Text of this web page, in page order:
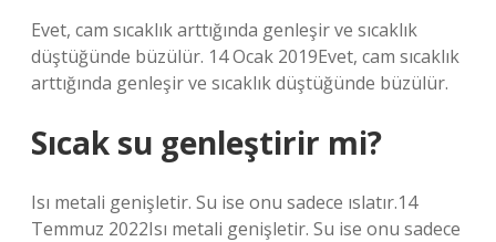
Evet, cam sıcaklık arttığında genleşir ve sıcaklık
düştüğünde büzülür. 14 Ocak 2019Evet, cam sıcaklık
arttığında genleşir ve sıcaklık düştüğünde büzülür.
Sıcak su genleştirir mi?
Isı metali genişletir. Su ise onu sadece ıslatır.14
Temmuz 2022Isı metali genişletir. Su ise onu sadece